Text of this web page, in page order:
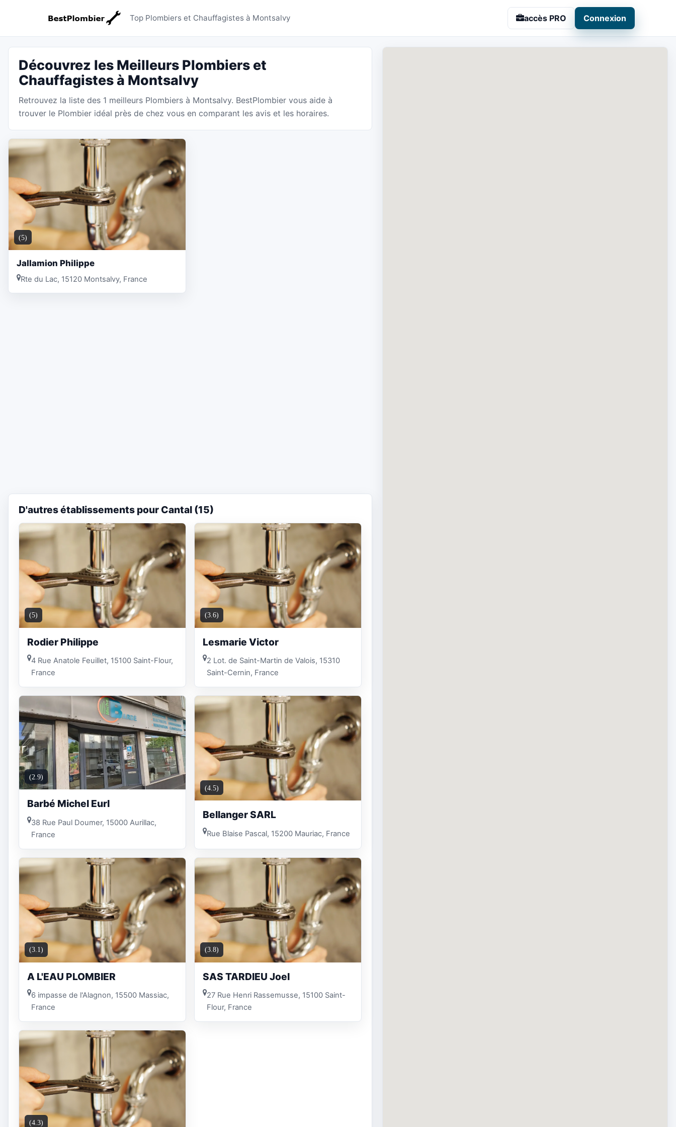
Plombiers Montsalvy - BestPlombier
Top Plombiers et Chauffagistes à Montsalvy accès PRO Connexion
Découvrez les Meilleurs Plombiers et
Chauffagistes à Montsalvy
Retrouvez la liste des 1 meilleurs Plombiers à Montsalvy. BestPlombier vous aide à
trouver le Plombier idéal près de chez vous en comparant les avis et les horaires.
(5)
Jallamion Philippe
Rte du Lac, 15120 Montsalvy, France
D'autres établissements pour Cantal (15)
(5)
Rodier Philippe
4 Rue Anatole Feuillet, 15100 Saint-Flour,
France
(3.6)
Lesmarie Victor
2 Lot. de Saint-Martin de Valois, 15310
Saint-Cernin, France
(2.9)
Barbé Michel Eurl
38 Rue Paul Doumer, 15000 Aurillac,
France
(4.5)
Bellanger SARL
Rue Blaise Pascal, 15200 Mauriac, France
(3.1)
A L'EAU PLOMBIER
6 impasse de l'Alagnon, 15500 Massiac,
France
(3.8)
SAS TARDIEU Joel
27 Rue Henri Rassemusse, 15100 Saint-
Flour, France
(4.3)